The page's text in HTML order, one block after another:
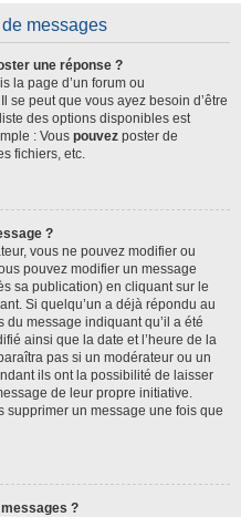
messages
une réponse ?
la page d’un forum ou
se peut que vous ayez besoin d’être
des options disponibles est
: Vous pouvez poster de
fichiers, etc.
?
vous ne pouvez modifier ou
pouvez modifier un message
sa publication) en cliquant sur le
Si quelqu’un a déjà répondu au
du message indiquant qu’il a été
ainsi que la date et l’heure de la
pas si un modérateur ou un
ils ont la possibilité de laisser
de leur propre initiative.
supprimer un message une fois que
?